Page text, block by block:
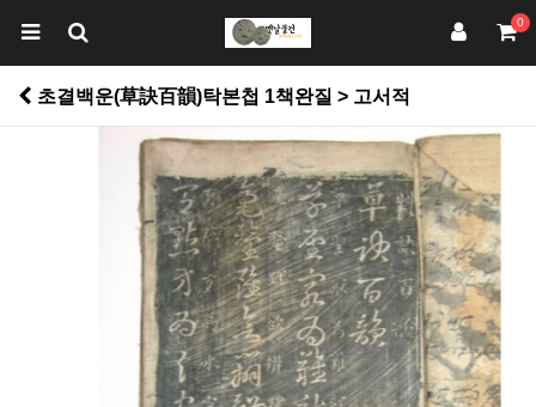
0
초결백운(草訣百韻)탁본첩 1책완질 > 고서적